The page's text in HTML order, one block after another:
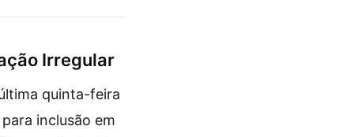
Irregular
quinta-feira
inclusão em